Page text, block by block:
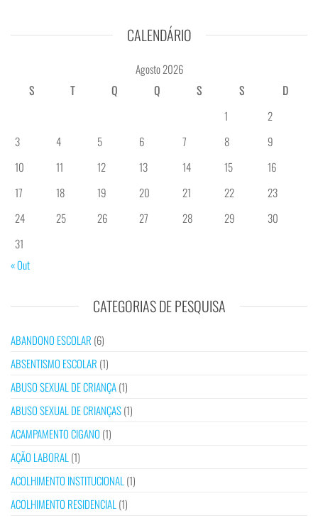
CALENDÁRIO
Agosto 2026
S
T Q Q S S
D
1
2
3
4 5 6 7 8
9
10
11 12 13 14 15
16
17
18 19 20 21 22
23
24
25 26 27 28 29
30
31
« Out
CATEGORIAS DE PESQUISA
ABANDONO ESCOLAR (6)
ABSENTISMO ESCOLAR (1)
ABUSO SEXUAL DE CRIANÇA(1)
ABUSO SEXUAL DE CRIANÇAS(1)
ACAMPAMENTO CIGANO (1)
AÇÃO LABORAL (1)
ACOLHIMENTO INSTITUCIONAL (1)
ACOLHIMENTO RESIDENCIAL (1)